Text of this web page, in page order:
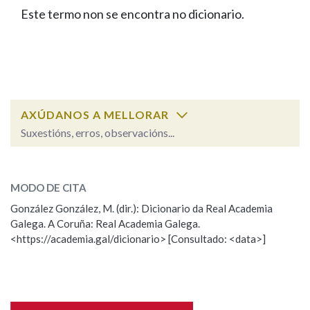
FIGURAS HOMENAXEADAS
PORTAL DAS PALABRAS
Facebook
TwitterYoutubeInstagram
Bluesky
BUSCAR NOS LEMAS
Remata por
BUSCAR NO CONTIDO
Nas definicións
Este termo non se encontra no dicionario.
AXÚDANOS A MELLORAR
Suxestións, erros, observacións...
Observación
Nome
MODO DE CITA
González González, M. (dir.): Dicionario da Real Academia
Galega. A Coruña: Real Academia Galega.
<https://academia.gal/dicionario> [Consultado: <data>]